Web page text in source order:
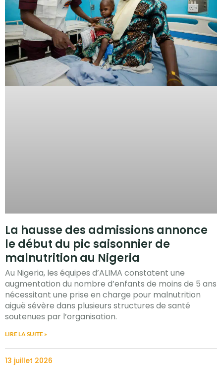
La hausse des admissions annonce
le début du pic saisonnier de
malnutrition au Nigeria
Au Nigeria, les équipes d’ALIMA constatent une
augmentation du nombre d’enfants de moins de 5 ans
nécessitant une prise en charge pour malnutrition
aiguë sévère dans plusieurs structures de santé
soutenues par l’organisation.
LIRE LA SUITE »
13 juillet 2026